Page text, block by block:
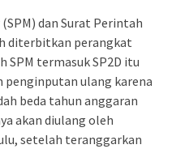
dan Surat Perintah
diterbitkan perangkat
SPM termasuk SP2D itu
penginputan ulang karena
beda tahun anggaran
akan diulang oleh
setelah teranggarkan